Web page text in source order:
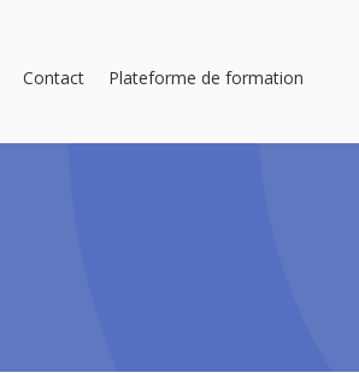
Contact Plateforme de formation